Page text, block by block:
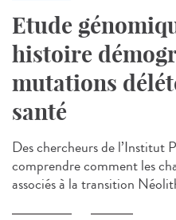
Etude
histoire
mutations
santé
Des chercheurs de l’Institut
comprendre comment les
associés à la transition